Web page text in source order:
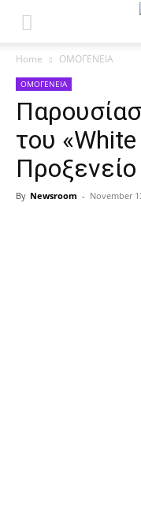
Home ΟΜΟΓΕΝΕΙΑ
ΟΜΟΓΕΝΕΙΑ
του
By Newsroom - November